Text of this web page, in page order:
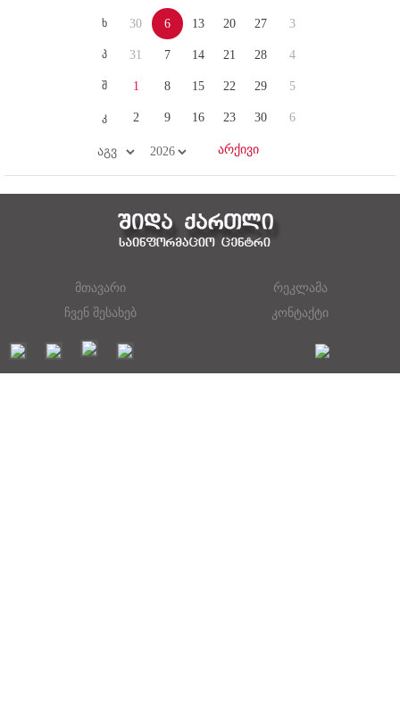
ხ
პ
შ
კ
30
31
1
2
6
7
8
9
13
14
15
16
20
21
22
23
27
28
29
30
3
4
5
6
მთავარი
რეკლამა
ჩვენ შესახებ
კონტაქტი